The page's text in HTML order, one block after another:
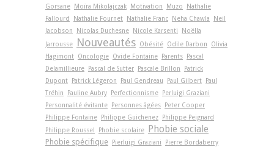
Gorsane
Moïra Mikolajczak Motivation Muzo
Nathalie
Fallourd
Nathalie Fournet Nathalie Franc Neha Chawla
Neil
Jacobson
Nicolas Duchesne Nicole Karsenti
Noëlla
Jarrousse
Nouveautés Obésité Odile Darbon
Olivia
Hagimont Oncologie Ovide Fontaine Parents
Pascal
Delamillieure
Pascal de Sutter Pascale Brillon
Patrick
Dupont
Patrick Légeron Paul Gendreau Paul Gilbert
Paul
Tréhin
Pauline Aubry Perfectionnisme
Perluigi Graziani
Personnalité évitante
Personnes âgées
Peter Cooper
Philippe Fontaine
Philippe Guichenez
Philippe Peignard
Philippe Roussel
Phobie scolaire Phobie sociale
Phobie spécifique Pierluigi Graziani
Pierre Bordaberry